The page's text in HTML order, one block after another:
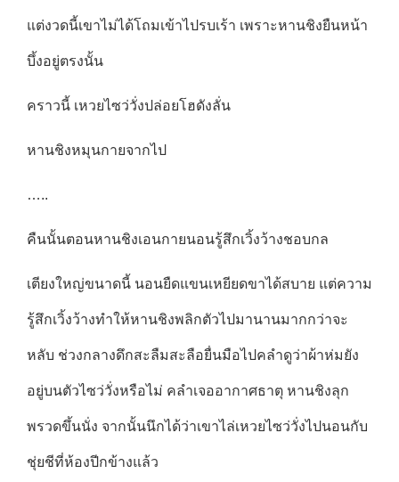
แต่งวดนี้เขาไม่ได้โถมเข้าไปรบเร้า เพราะหานชิงยืนหน้า
บึ้งอยู่ตรงนั้น
คราวนี้ เหวยไซว่วั่งปล่อยโฮดังลั่น
หานชิงหมุนกายจากไป
…..
คืนนั้นตอนหานชิงเอนกายนอนรู้สึกเวิ้งว้างชอบกล
เตียงใหญ่ขนาดนี้ นอนยืดแขนเหยียดขาได้สบาย แต่ความ
รู้สึกเวิ้งว้างทำให้หานชิงพลิกตัวไปมานานมากกว่าจะ
หลับ ช่วงกลางดึกสะลืมสะลือยื่นมือไปคลำดูว่าผ้าห่มยัง
อยู่บนตัวไซว่วั่งหรือไม่ คลำเจออากาศธาตุ หานชิงลุก
พรวดขึ้นนั่ง จากนั้นนึกได้ว่าเขาไล่เหวยไซว่วั่งไปนอนกับ
ชุ่ยชีที่ห้องปีกข้างแล้ว